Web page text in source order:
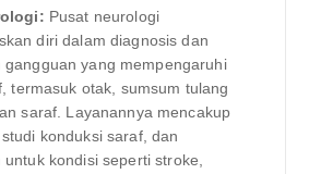
Pusat neurologi
diri dalam diagnosis dan
gangguan yang mempengaruhi
termasuk otak, sumsum tulang
saraf. Layanannya mencakup
konduksi saraf, dan
untuk kondisi seperti stroke,